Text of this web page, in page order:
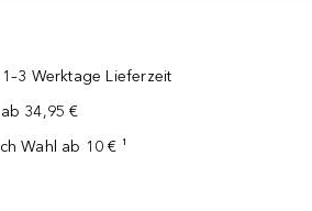
Werktage Lieferzeit
34,95 €
Wahl ab 10 € ¹